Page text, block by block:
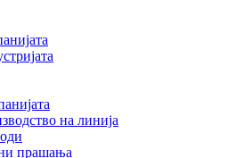
на линија
прашања